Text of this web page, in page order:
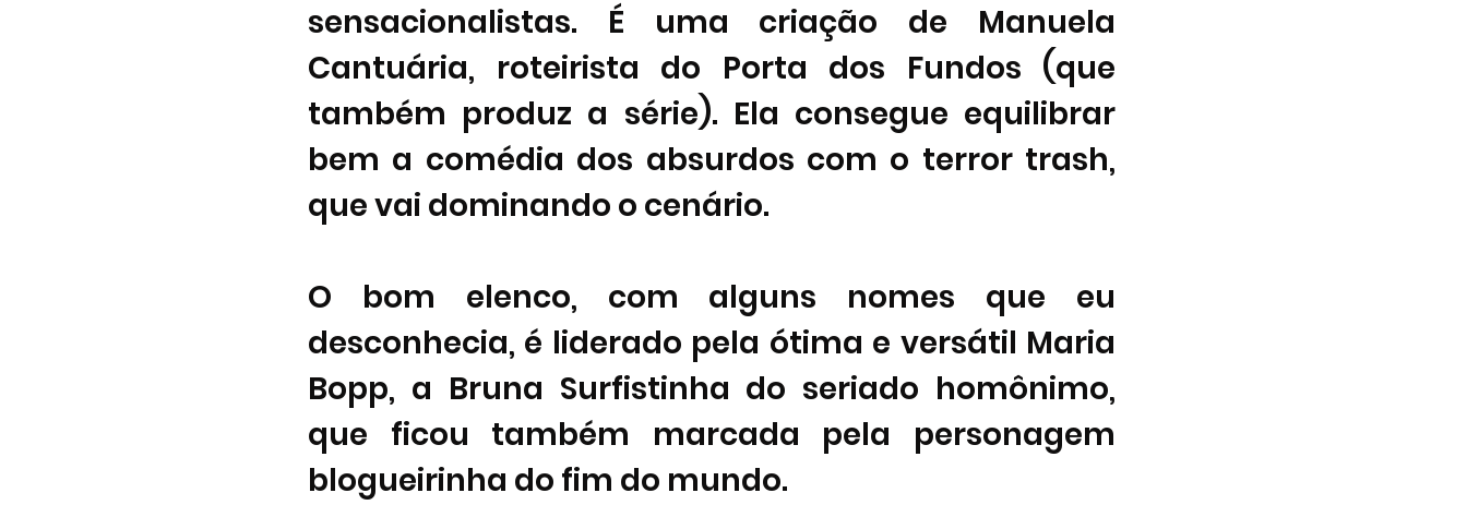
sensacionalistas. É uma criação de Manuela
Cantuária, roteirista do Porta dos Fundos (que
também produz a série). Ela consegue equilibrar
bem a comédia dos absurdos com o terror trash,
que vai dominando o cenário.
O bom elenco, com alguns nomes que eu
desconhecia, é liderado pela ótima e versátil Maria
Bopp, a Bruna Surfistinha do seriado homônimo,
que ficou também marcada pela personagem
blogueirinha do fim do mundo.